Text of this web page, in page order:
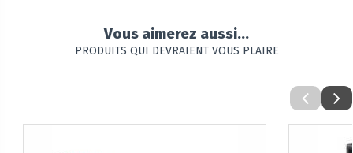
Vous aimerez aussi...
PRODUITS QUI DEVRAIENT VOUS PLAIRE